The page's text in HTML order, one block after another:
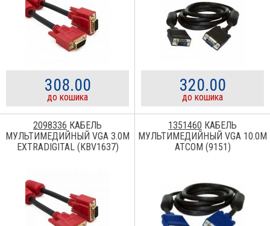
308.00
до кошика
320.00
до кошика
2098336 КАБЕЛЬ
МУЛЬТИМЕДИЙНЫЙ VGA 3.0M
EXTRADIGITAL (KBV1637)
1351460 КАБЕЛЬ
МУЛЬТИМЕДИЙНЫЙ VGA 10.0M
ATCOM (9151)